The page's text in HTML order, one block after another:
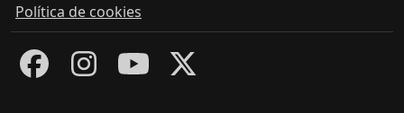
Política de cookies